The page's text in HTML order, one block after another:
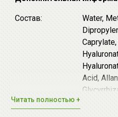
сохранению гладкости
Пантенол - оказывает
регенерирующее
покраснения и
чувствительность кожи.
Аллантоин - оказывает
действие, улучшает и
кожи.
Состав:
Water,
Acid,
Читать полностью +